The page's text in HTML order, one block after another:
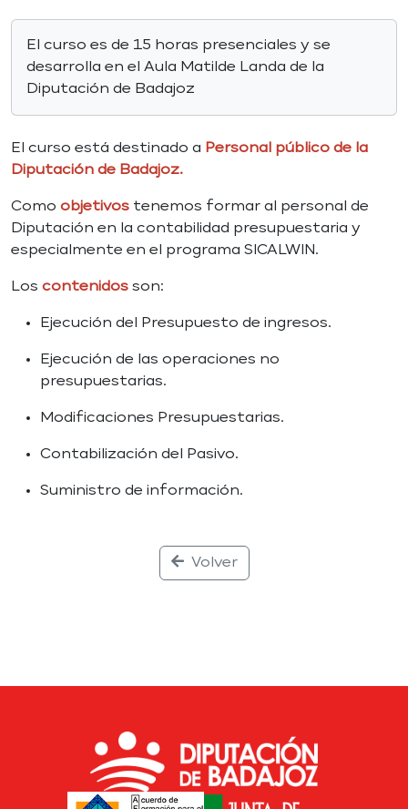
El curso es de 15 horas presenciales y se
desarrolla en el Aula Matilde Landa de la
Diputación de Badajoz
El curso está destinado a Personal público de la
Diputación de Badajoz.
Como objetivos tenemos formar al personal de
Diputación en la contabilidad presupuestaria y
especialmente en el programa SICALWIN.
Los contenidos son:
Ejecución del Presupuesto de ingresos.
Ejecución de las operaciones no
presupuestarias.
Modificaciones Presupuestarias.
Contabilización del Pasivo.
Suministro de información.
Volver